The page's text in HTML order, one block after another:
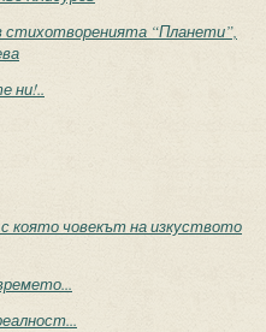
“Планети”,
ни!..
която човекът на изкуството